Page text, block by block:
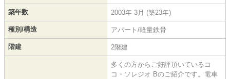
築年数 2003年 3月 (築23年)
種別/構造 アパート/軽量鉄骨
階建 2階建
多くの方からご好評頂いているコ
コ・ソレジオ Bのご紹介です。電車